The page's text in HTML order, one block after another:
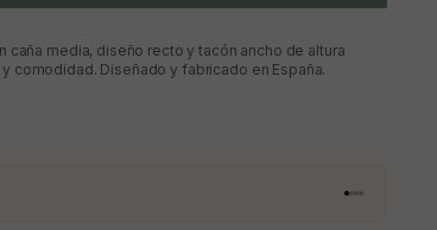
caña media, diseño recto y tacón ancho de altura
comodidad. Diseñado y fabricado en España.
Ir al artículo
Ir al
Ir al
Ir al